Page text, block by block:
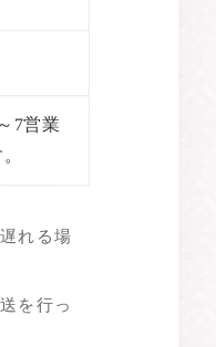
7営業
れる場
を行っ